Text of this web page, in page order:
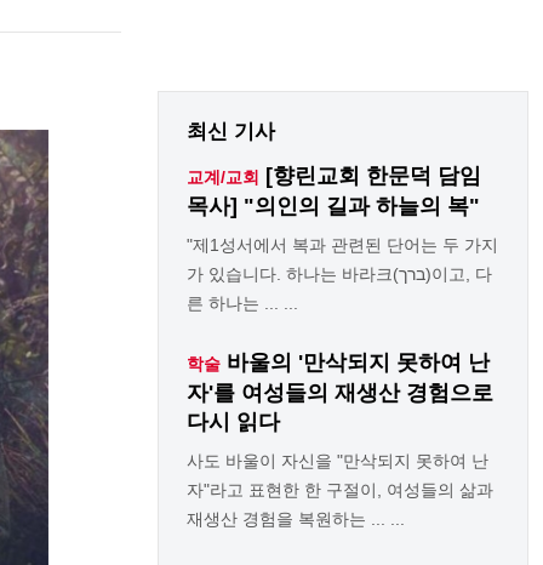
최신 기사
교계/교회
[향린교회 한문덕 담임
목사] "의인의 길과 하늘의 복"
"제1성서에서 복과 관련된 단어는 두 가지
가 있습니다. 하나는 바라크(ברך)이고, 다
른 하나는 ... ...
학술 바울의 '만삭되지 못하여 난
자'를 여성들의 재생산 경험으로
다시 읽다
사도 바울이 자신을 "만삭되지 못하여 난
자"라고 표현한 한 구절이, 여성들의 삶과
재생산 경험을 복원하는 ... ...